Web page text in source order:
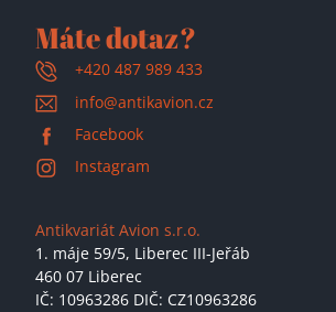
Máte dotaz?
+420 487 989 433
info@antikavion.cz
Facebook
Instagram
Antikvariát Avion s.r.o.
1. máje 59/5, Liberec III-Jeřáb
460 07 Liberec
IČ: 10963286 DIČ: CZ10963286